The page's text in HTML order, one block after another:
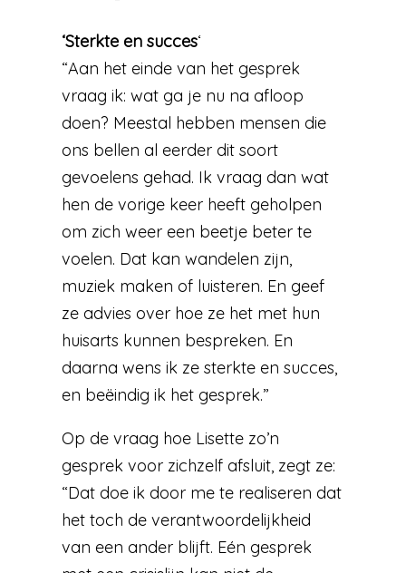
‘Sterkte en succes‘
“Aan het einde van het gesprek
vraag ik: wat ga je nu na afloop
doen? Meestal hebben mensen die
ons bellen al eerder dit soort
gevoelens gehad. Ik vraag dan wat
hen de vorige keer heeft geholpen
om zich weer een beetje beter te
voelen. Dat kan wandelen zijn,
muziek maken of luisteren. En geef
ze advies over hoe ze het met hun
huisarts kunnen bespreken. En
daarna wens ik ze sterkte en succes,
en beëindig ik het gesprek.”
Op de vraag hoe Lisette zo’n
gesprek voor zichzelf afsluit, zegt ze:
“Dat doe ik door me te realiseren dat
het toch de verantwoordelijkheid
van een ander blijft. Eén gesprek